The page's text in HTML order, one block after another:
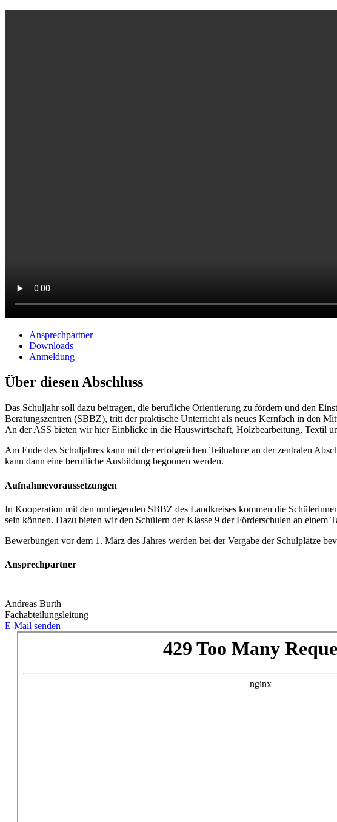
Ansprechpartner
Downloads
Anmeldung
Über diesen Abschluss
Das Schuljahr soll dazu beitragen, die berufliche Orientierung zu fördern und den
Beratungszentren (SBBZ), tritt der praktische Unterricht als neues Kernfach in den
An der ASS bieten wir hier Einblicke in die Hauswirtschaft, Holzbearbeitung, Textil
Am Ende des Schuljahres kann mit der erfolgreichen Teilnahme an der zentralen
kann dann eine berufliche Ausbildung begonnen werden.
Aufnahmevoraussetzungen
In Kooperation mit den umliegenden SBBZ des Landkreises kommen die
sein können. Dazu bieten wir den Schülern der Klasse 9 der Förderschulen an einem
Bewerbungen vor dem 1. März des Jahres werden bei der Vergabe der Schulplätze
Ansprechpartner
Andreas Burth
Fachabteilungsleitung
E-Mail senden